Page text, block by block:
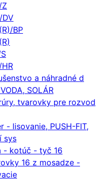
Z
DV
BP
a náhradné d
SOLÁR
tvarovky pre rozvod
- lisovanie, PUSH-FIT,
sys
- kotúč - tyč 16
16 z mosadze -